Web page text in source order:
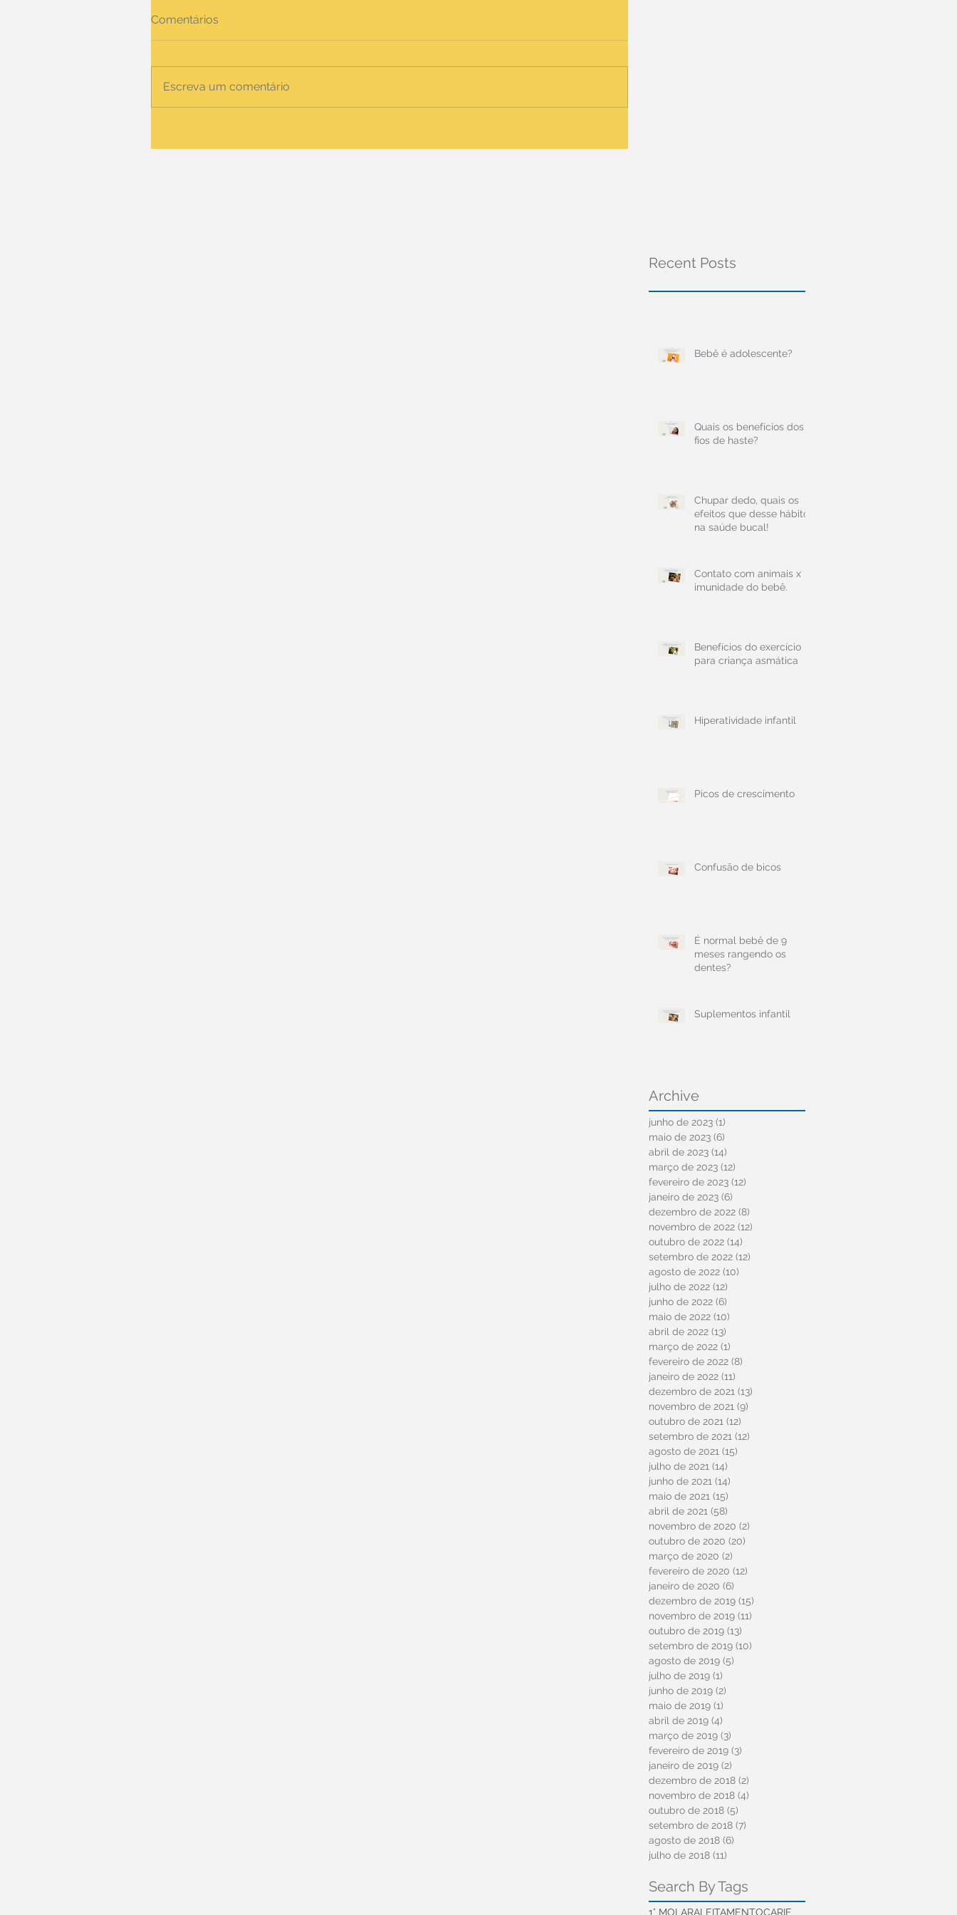
Comentários
Escreva um comentário
Recent Posts
Bebê é adolescente?
Quais os benefícios dos
fios de haste?
Chupar dedo, quais os
efeitos que desse hábito
na saúde bucal!
Contato com animais x
imunidade do bebê.
Benefícios do exercício
para criança asmática
Hiperatividade infantil
Picos de crescimento
Confusão de bicos
É normal bebê de 9
meses rangendo os
dentes?
Suplementos infantil
Archive
junho de 2023 (1)
maio de 2023 (6)
abril de 2023 (14)
março de 2023 (12)
fevereiro de 2023 (12)
janeiro de 2023 (6)
dezembro de 2022 (8)
novembro de 2022 (12)
outubro de 2022 (14)
setembro de 2022 (12)
agosto de 2022 (10)
julho de 2022 (12)
junho de 2022 (6)
maio de 2022 (10)
abril de 2022 (13)
março de 2022 (1)
fevereiro de 2022 (8)
janeiro de 2022 (11)
dezembro de 2021 (13)
novembro de 2021 (9)
outubro de 2021 (12)
setembro de 2021 (12)
agosto de 2021 (15)
julho de 2021 (14)
junho de 2021 (14)
maio de 2021 (15)
abril de 2021 (58)
novembro de 2020 (2)
outubro de 2020 (20)
março de 2020 (2)
fevereiro de 2020 (12)
janeiro de 2020 (6)
dezembro de 2019 (15)
novembro de 2019 (11)
outubro de 2019 (13)
setembro de 2019 (10)
agosto de 2019 (5)
julho de 2019 (1)
junho de 2019 (2)
maio de 2019 (1)
abril de 2019 (4)
março de 2019 (3)
fevereiro de 2019 (3)
janeiro de 2019 (2)
dezembro de 2018 (2)
novembro de 2018 (4)
outubro de 2018 (5)
setembro de 2018 (7)
agosto de 2018 (6)
julho de 2018 (11)
Search By Tags
1° MOLARALEITAMENTOCARIE